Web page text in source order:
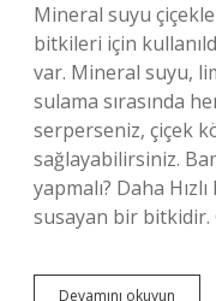
Mineral suyu
bitkileri için
var. Mineral suyu,
sulama sırasında
serperseniz, çiçek
sağlayabilirsiniz.
yapmalı? Daha
susayan bir bitkidir.
Devamını okuyun